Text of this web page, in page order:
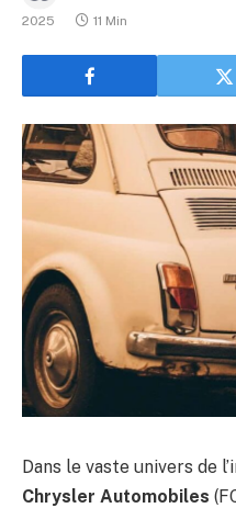
2025
11 Min
Dans le vaste univers de
Chrysler Automobiles